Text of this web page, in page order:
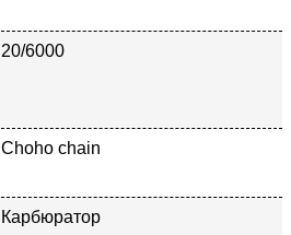
20/6000
Choho chain
Карбюратор